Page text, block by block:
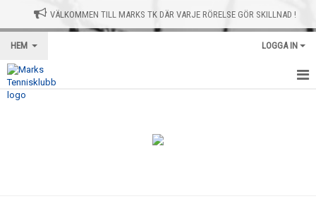
VÄLKOMMEN TILL MARKS TK DÄR VARJE RÖRELSE GÖR SKILLNAD !
HEM LOGGA IN
HEM